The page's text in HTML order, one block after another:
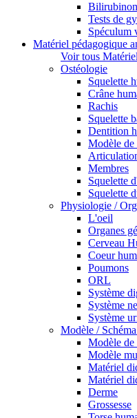
Tests de
Spéculum
Matériel pédagogique
Voir tous
Ostéologie
Squelette
Crâne
Rachis
Squelette
Dentition
Modèle de
Membres
Squelette
Squelette
Physiologie /
L'oeil
Organes
Cerveau
Coeur
Poumons
ORL
Système
Système
Système
Modèle /
Modèle de
Modèle
Matériel
Matériel
Derme
Grossesse